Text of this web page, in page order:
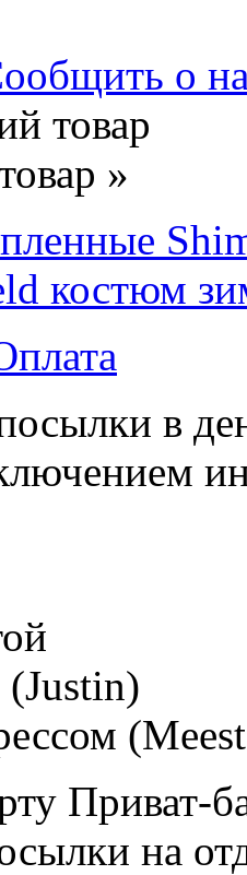
о
товар
»
костюм
в
Приват-
на